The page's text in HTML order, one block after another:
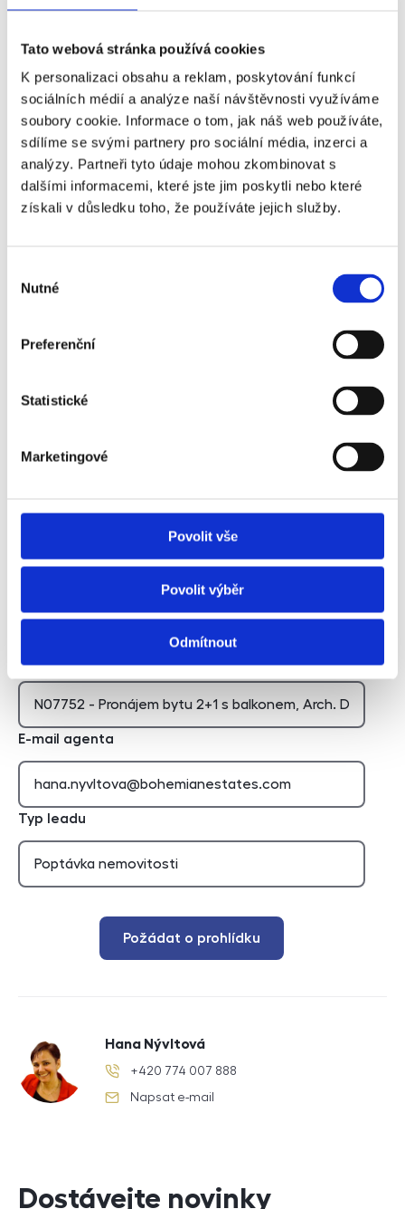
Tato webová stránka používá cookies
K personalizaci obsahu a reklam, poskytování funkcí
sociálních médií a analýze naší návštěvnosti využíváme
soubory cookie. Informace o tom, jak náš web používáte,
sdílíme se svými partnery pro sociální média, inzerci a
analýzy. Partneři tyto údaje mohou zkombinovat s
dalšími informacemi, které jste jim poskytli nebo které
získali v důsledku toho, že používáte jejich služby.
souhlasu
Nutné
Preferenční
Statistické
Marketingové
Povolit vše
Povolit výběr
Odmítnout
Reference od předchozího majitele
Jméno a příjmení majitele
Hidden
E-mail agenta
Typ leadu
Požádat o prohlídku
Hana Nývltová
telefonní číslo
+420 774 007 888
e-mail
Napsat e-mail
Dostávejte novinky